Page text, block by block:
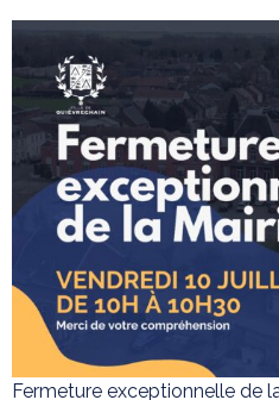
Fermeture exceptionnelle de